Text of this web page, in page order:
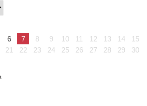
6 7 8 9 10 11 12 13 14
15
21 22 23 24 25 26 27 28 29
30